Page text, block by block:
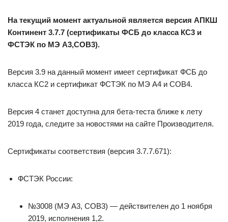
На текущий момент актуальной является версия АПКШ
Континент 3.7.7 (сертификаты ФСБ до класса КС3 и
ФСТЭК по МЭ А3,СОВ3).
Версия 3.9 на данный момент имеет сертификат ФСБ до
класса КС2 и сертификат ФСТЭК по МЭ А4 и СОВ4.
Версия 4 станет доступна для бета-теста ближе к лету
2019 года, следите за новостями на сайте Производителя.
Сертификаты соответствия (версия 3.7.7.671):
ФСТЭК России:
№3008 (МЭ А3, СОВ3) — действителен до 1 ноября
2019, исполнения 1,2.